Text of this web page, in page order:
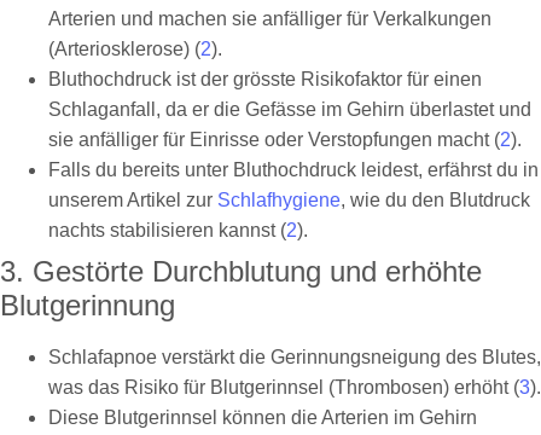
Arterien und machen sie anfälliger für Verkalkungen
(Arteriosklerose) (2).
Bluthochdruck ist der grösste Risikofaktor für einen
Schlaganfall, da er die Gefässe im Gehirn überlastet und
sie anfälliger für Einrisse oder Verstopfungen macht (2).
Falls du bereits unter Bluthochdruck leidest, erfährst du in
unserem Artikel zur Schlafhygiene, wie du den Blutdruck
nachts stabilisieren kannst (2).
3. Gestörte Durchblutung und erhöhte
Blutgerinnung
Schlafapnoe verstärkt die Gerinnungsneigung des Blutes,
was das Risiko für Blutgerinnsel (Thrombosen) erhöht (3).
Diese Blutgerinnsel können die Arterien im Gehirn